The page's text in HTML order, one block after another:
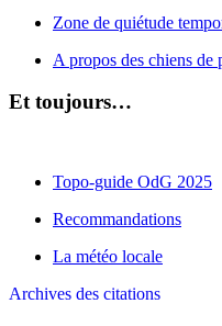
Zone de quiétude
A propos des chiens de
Et toujours…
Topo-guide OdG 2025
Recommandations
La météo locale
Archives des citations